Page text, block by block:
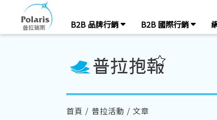
B2B 品牌行銷 B2B 國際行銷
首頁 / 普拉活動 / 文章